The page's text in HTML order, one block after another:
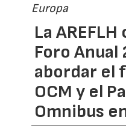
Europa
La
Foro Anual
abordar el
OCM y el
Omnibus